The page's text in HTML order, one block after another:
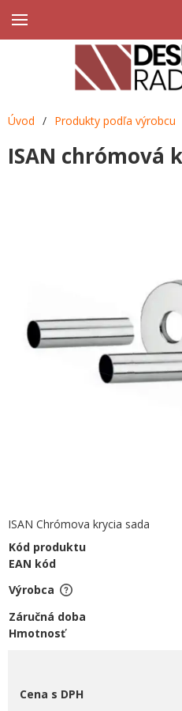
Úvod / Produkty podľa výrobcu
ISAN chrómová
ISAN Chrómova krycia sada
Kód produktu
EAN kód
Výrobca
Záručná doba
Hmotnosť
Cena s DPH